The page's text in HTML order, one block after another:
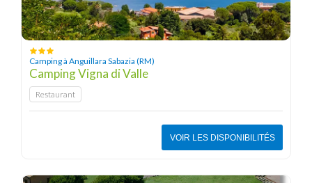
Camping à Anguillara Sabazia (RM)
Camping Vigna di Valle
Restaurant
VOIR LES DISPONIBILITÉS